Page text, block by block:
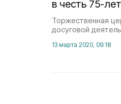
в честь 75-
Торжественная
досуговой
13 марта 2020, 09:18